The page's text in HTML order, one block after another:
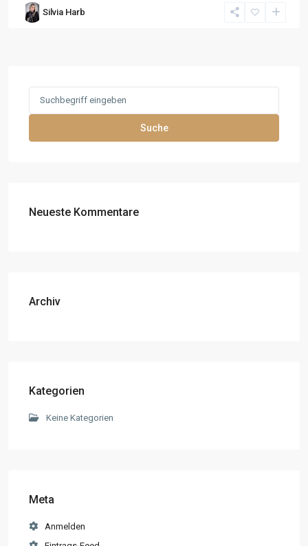
Silvia Harb
Suche
Neueste Kommentare
Archiv
Kategorien
Keine Kategorien
Meta
Anmelden